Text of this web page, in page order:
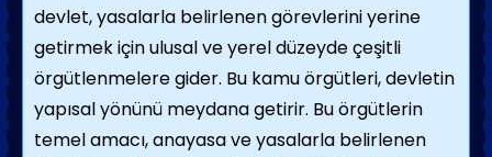
devlet, yasalarla belirlenen görevlerini yerine
getirmek için ulusal ve yerel düzeyde çeşitli
örgütlenmelere gider. Bu kamu örgütleri, devletin
yapı­sal yönünü meydana getirir. Bu örgütlerin
temel amacı, anayasa ve yasalarla belirlenen